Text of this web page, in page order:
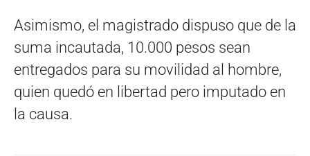
Asimismo, el magistrado dispuso que de la
suma incautada, 10.000 pesos sean
entregados para su movilidad al hombre,
quien quedó en libertad pero imputado en
la causa.